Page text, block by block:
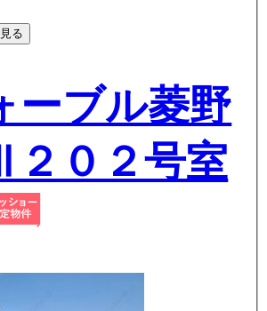
る
ーブル菱野
０２号室